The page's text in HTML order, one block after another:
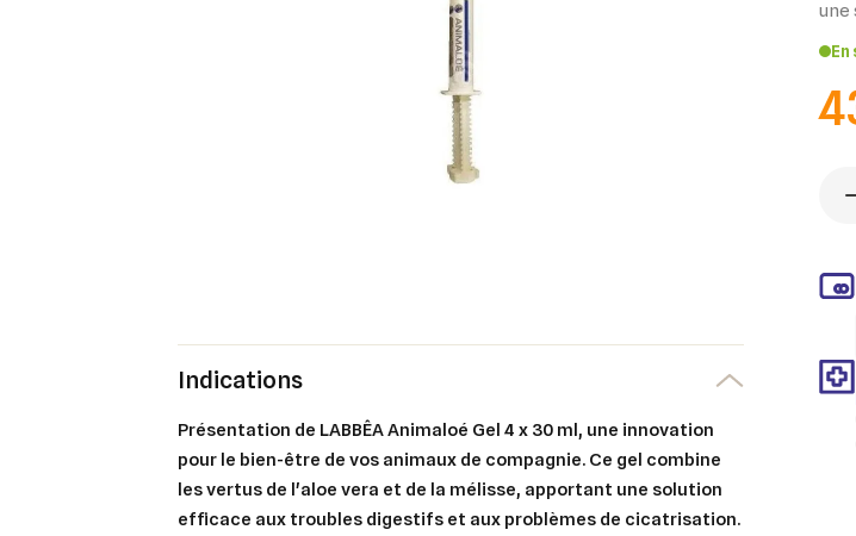
une
Indications
Présentation de LABBÊA Animaloé Gel 4 x 30 ml, une innovation
pour le bien-être de vos animaux de compagnie. Ce gel combine
les vertus de l'aloe vera et de la mélisse, apportant une solution
efficace aux troubles digestifs et aux problèmes de cicatrisation.